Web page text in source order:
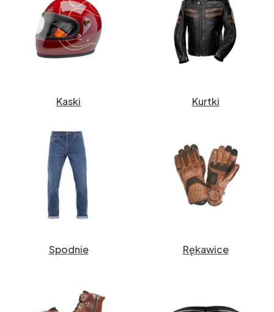
Kaski Kurtki
Spodnie Rękawice